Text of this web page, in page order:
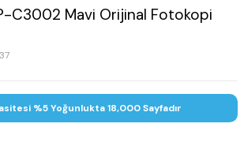
C3002 Mavi Orijinal Fotokopi
%5 Yoğunlukta 18,000 Sayfadır